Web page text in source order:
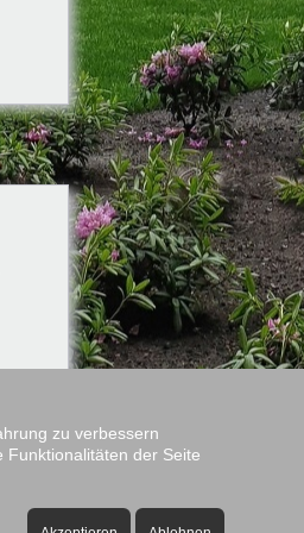
zu verbessern
Funktionalitäten der Seite